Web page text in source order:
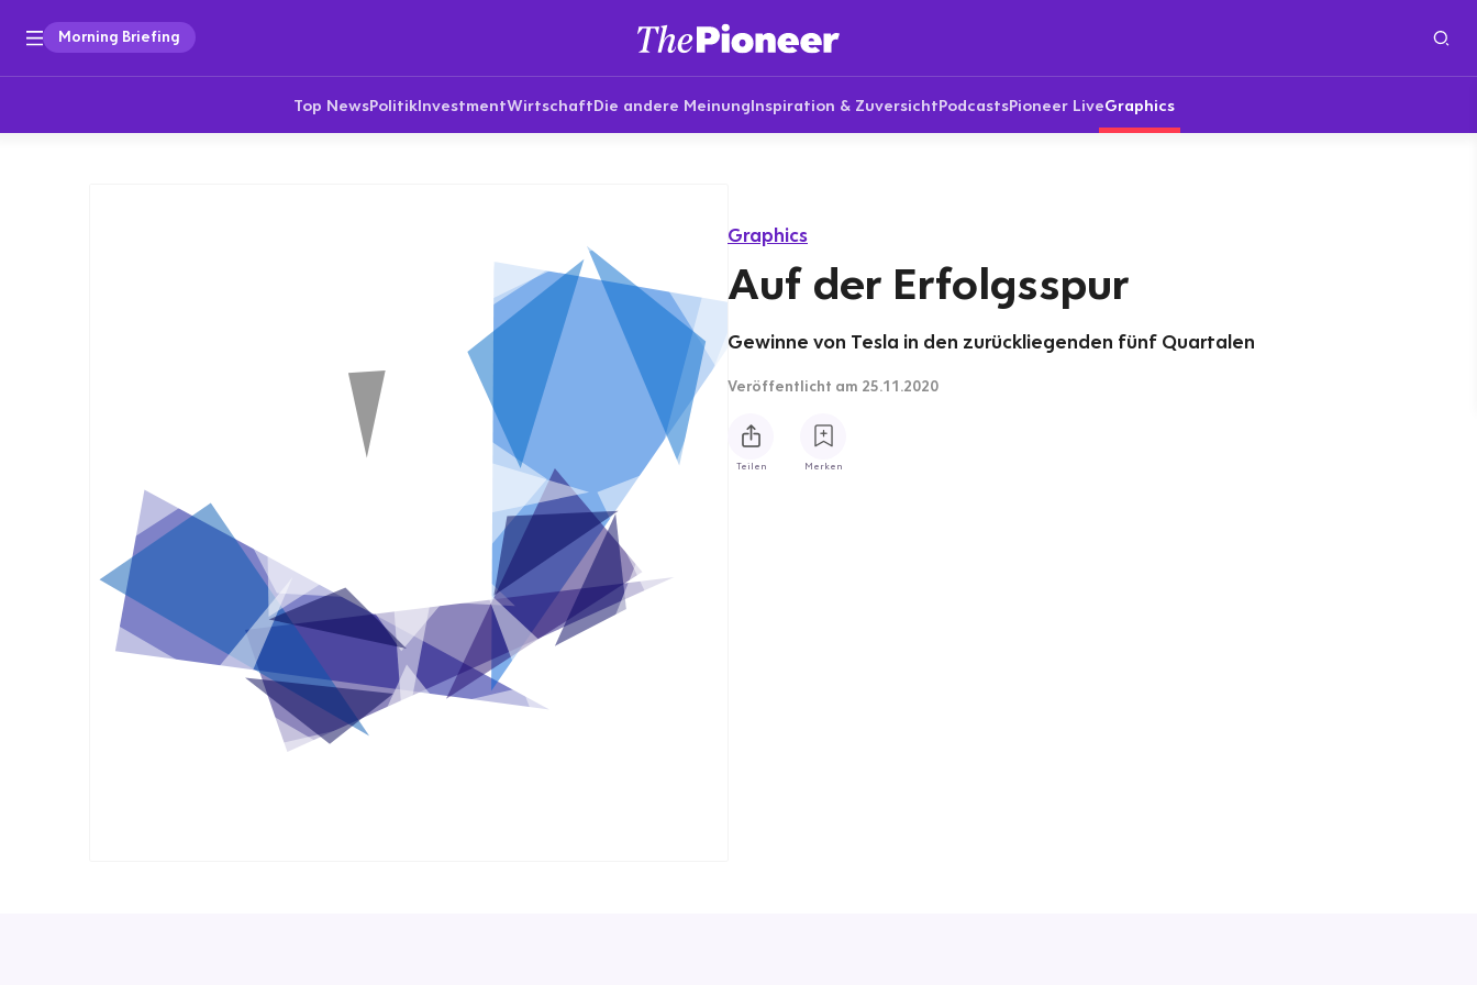
Morning Briefing
Top NewsPolitikInvestmentWirtschaftDie andere MeinungInspiration & ZuversichtPodcastsPioneer LiveGraphics
Graphics
Auf der Erfolgsspur
Gewinne von Tesla in den zurückliegenden fünf Quartalen
Veröffentlicht am 25.11.2020
Teilen Merken